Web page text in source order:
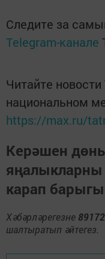
Следите за
Telegram-канале
Читайте новости
национальном
https://max.ru/
Керәшен
яңалыкларны
карап
Хәбәрләрегезне
шалтыратып әйтегез.